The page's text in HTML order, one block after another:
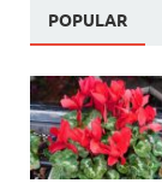
POPULAR